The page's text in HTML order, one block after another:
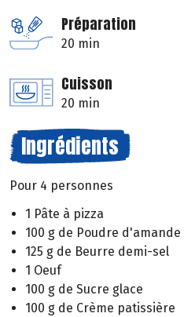
Préparation
20 min
Cuisson
20 min
Ingrédients
Pour 4 personnes
1 Pâte à pizza
100 g de Poudre d'amande
125 g de Beurre demi-sel
1 Oeuf
100 g de Sucre glace
100 g de Crème patissière